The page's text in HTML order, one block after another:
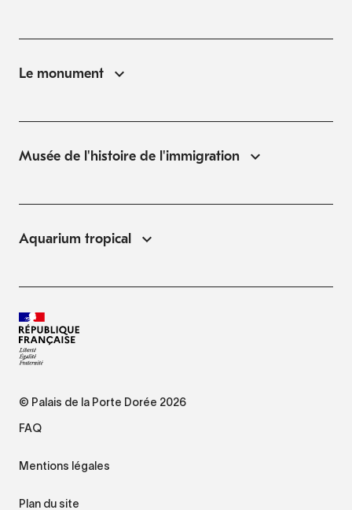
Le monument
Musée de l'histoire de l'immigration
Aquarium tropical
© Palais de la Porte Dorée 2026
FAQ
Mentions légales
Plan du site